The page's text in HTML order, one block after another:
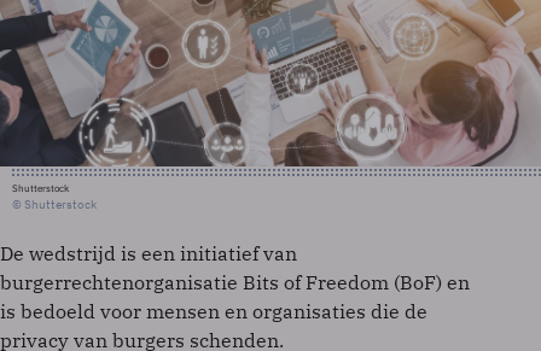
Shutterstock
© Shutterstock
De wedstrijd is een initiatief van
burgerrechtenorganisatie Bits of Freedom (BoF) en
is bedoeld voor mensen en organisaties die de
privacy van burgers schenden.